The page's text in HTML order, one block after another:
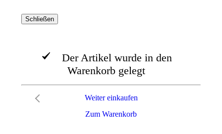
Schließen
Der Artikel wurde in den
Warenkorb gelegt
Zum Warenkorb
Weiter einkaufen